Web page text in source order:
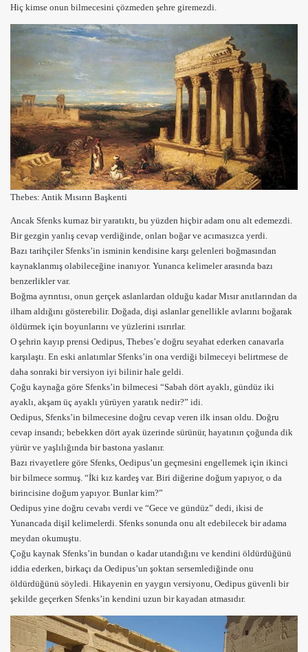
Hiç kimse onun bilmecesini çözmeden şehre giremezdi.
Thebes: Antik Mısırın Başkenti
Ancak Sfenks kurnaz bir yaratıktı, bu yüzden hiçbiradam onu ​​alt edemezdi.
Bir gezgin yanlış cevap verdiğinde, onları boğar ve acımasızca yerdi.
Bazı tarihçiler Sfenks’in isminin kendisine karşı gelenleri boğmasından
kaynaklanmış olabileceğine inanıyor. Yunanca kelimeler arasında bazı
benzerlikler var.
Boğma ayrıntısı, onun gerçek aslanlardan olduğu kadar Mısır anıtlarından da
ilham aldığını gösterebilir. Doğada, dişi aslanlar genellikle avlarını boğarak
öldürmek için boyunlarını ve yüzlerini ısırırlar.
O şehrin kayıp prensi Oedipus, Thebes’e doğru seyahat ederken canavarla
karşılaştı. En eski anlatımlar Sfenks’in ona verdiği bilmeceyi belirtmese de
daha sonraki bir versiyon iyi bilinir hale geldi.
Çoğu kaynağa göre Sfenks’in bilmecesi “Sabah dört ayaklı, gündüz iki
ayaklı, akşam üç ayaklı yürüyen yaratık nedir?” idi.
Oedipus, Sfenks’in bilmecesine doğru cevap veren ilk insan oldu. Doğru
cevap insandı; bebekken dört ayak üzerinde sürünür, hayatının çoğunda dik
yürür ve yaşlılığında bir bastona yaslanır.
Bazı rivayetlere göre Sfenks, Oedipus’un geçmesini engellemek için ikinci
bir bilmece sormuş. “İki kız kardeş var. Biri diğerine doğum yapıyor, o da
birincisine doğum yapıyor. Bunlar kim?”
Oedipus yine doğru cevabı verdi ve “Gece ve gündüz” dedi, ikisi de
Yunancada dişil kelimelerdi. Sfenks sonunda onu alt edebilecek bir adama
meydan okumuştu.
Çoğu kaynak Sfenks’in bundan o kadar utandığını ve kendini öldürdüğünü
iddia ederken, birkaçı da Oedipus’un şoktan sersemlediğinde onu
öldürdüğünü söyledi. Hikayenin en yaygın versiyonu, Oedipus güvenli bir
şekilde geçerken Sfenks’in kendini uzun birkayadan atmasıdır.